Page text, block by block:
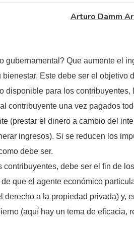
Arturo Damm
gubernamental? Que aumente el
Este debe ser el
disponible para los
contribuyente una vez pagados
(prestar el dinero a cambio del
ingresos). Si se reducen los
debe ser.
debe ser el fin de
que el agente económico
a la propiedad privada) y,
(aquí hay un tema de